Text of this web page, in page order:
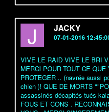
J JACKY
07-01-2016
VIVE LE RAID VIVE LE BRI
MERCI POUR TOUT CE
PROTEGER .. (navrée aussi
chien )! QUE DE MORTS
assassinés décapités tués
FOUS ET CONS .